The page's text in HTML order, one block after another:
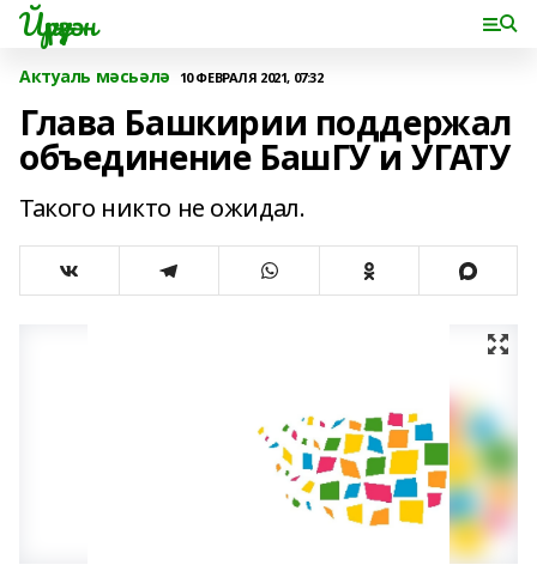
Йүрүҙән
Актуаль мәсьәлә 10 ФЕВРАЛЯ 2021, 07:32
Глава Башкирии поддержал
объединение БашГУ и УГАТУ
Такого никто не ожидал.